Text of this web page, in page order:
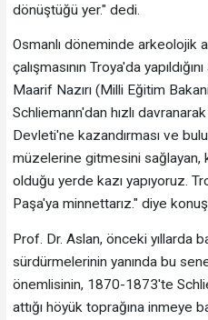
dönüştüğü yer." dedi.
Osmanlı döneminde arkeolojik
çalışmasının Troya'da
Maarif Nazırı (Milli Eğitim
Schliemann'dan hızlı
Devleti'ne kazandırması ve
müzelerine gitmesini sağlayan,
olduğu yerde kazı yapıyoruz.
Paşa'ya minnettarız." diye
Prof. Dr. Aslan, önceki yıllarda
sürdürmelerinin yanında bu
önemlisinin, 1870-1873'te
attığı höyük toprağına inmeye